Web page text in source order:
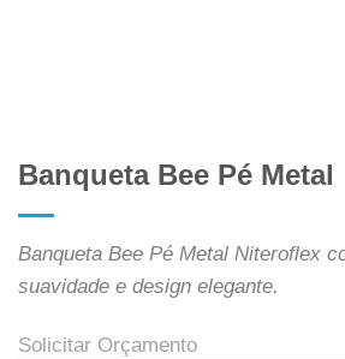
Banqueta Bee Pé Metal
Banqueta Bee Pé Metal Niteroflex
suavidade e design elegante.
Solicitar Orçamento